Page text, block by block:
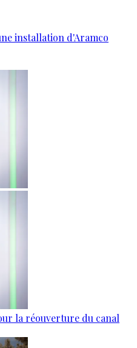
installation d'Aramco
la réouverture du canal